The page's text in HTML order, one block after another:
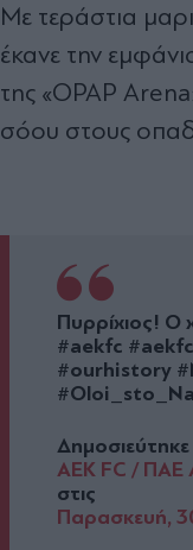
Με τεράστια
έκανε την
της «OPAP
σόου στους
Πυρρίχιος! Ο
#aekfc
#ourhistory
AEK FC / ΠΑΕ
στις
Παρασκευή,